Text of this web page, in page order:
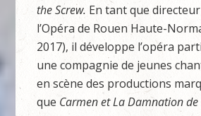
the Screw. En tant que
l’Opéra de Rouen Haute-
2017), il développe l’opéra
une compagnie de jeunes
en scène des productions
que Carmen et LaDamnation de